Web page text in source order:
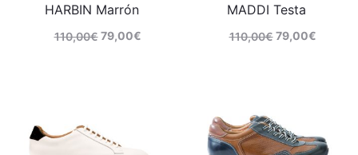
HARBIN Marrón
110,00€ 79,00€
MADDI Testa
110,00€ 79,00€